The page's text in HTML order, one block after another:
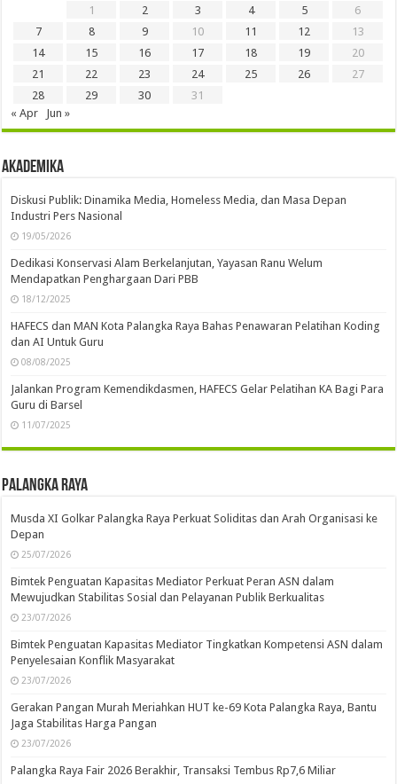
1
2 3 4 5
6
7
8 9 10 11 12
13
14
15 16 17 18 19
20
21
22 23 24 25 26
27
28
29 30
31
« Apr
Jun »
Akademika
Diskusi Publik: Dinamika Media, Homeless Media, dan Masa Depan
Industri Pers Nasional
19/05/2026
Dedikasi Konservasi Alam Berkelanjutan, Yayasan Ranu Welum
Mendapatkan Penghargaan Dari PBB
18/12/2025
HAFECS dan MAN Kota Palangka Raya Bahas Penawaran Pelatihan Koding
dan AI Untuk Guru
08/08/2025
Jalankan Program Kemendikdasmen, HAFECS Gelar Pelatihan KA Bagi Para
Guru di Barsel
11/07/2025
Palangka Raya
Musda XI Golkar Palangka Raya Perkuat Soliditas dan Arah Organisasi ke
Depan
25/07/2026
Bimtek Penguatan Kapasitas Mediator Perkuat Peran ASN dalam
Mewujudkan Stabilitas Sosial dan Pelayanan Publik Berkualitas
23/07/2026
Bimtek Penguatan Kapasitas Mediator Tingkatkan Kompetensi ASN dalam
Penyelesaian Konflik Masyarakat
23/07/2026
Gerakan Pangan Murah Meriahkan HUT ke-69 Kota Palangka Raya, Bantu
Jaga Stabilitas Harga Pangan
23/07/2026
Palangka Raya Fair 2026 Berakhir, Transaksi Tembus Rp7,6 Miliar